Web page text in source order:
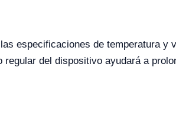
especificaciones de temperatura y
del dispositivo ayudará a